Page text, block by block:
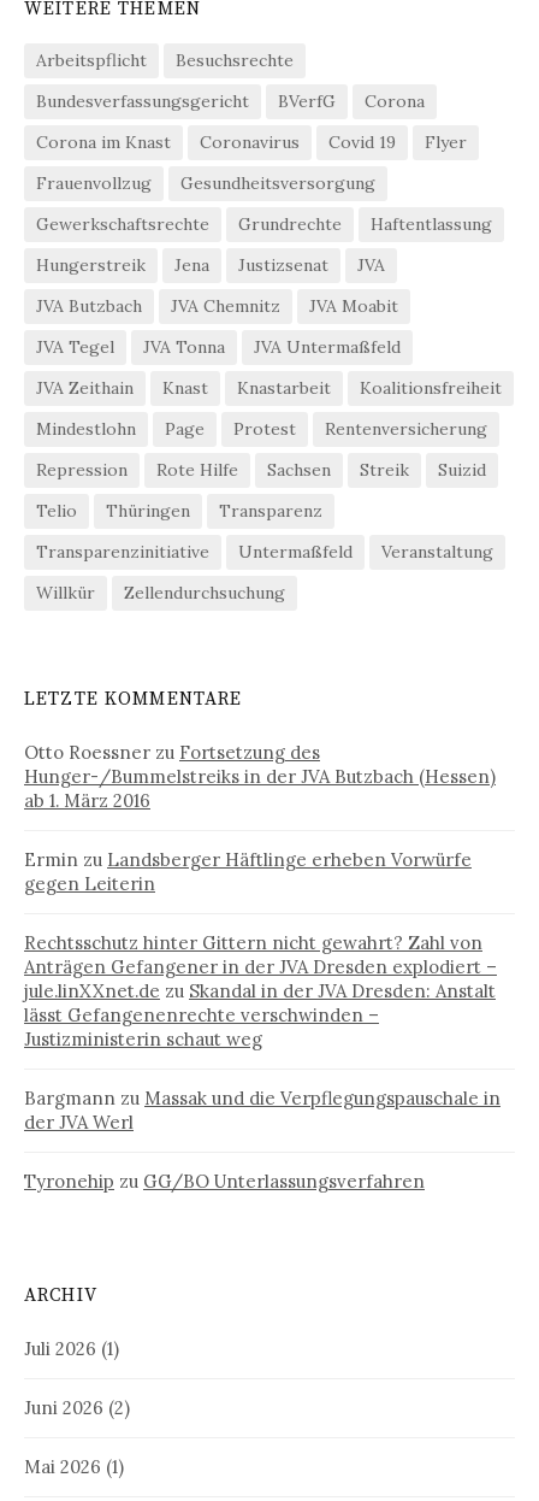
WEITERE THEMEN
Arbeitspflicht
Besuchsrechte
Bundesverfassungsgericht
BVerfG
Corona
Corona im Knast
Coronavirus Covid 19
Flyer
Frauenvollzug
Gesundheitsversorgung
Gewerkschaftsrechte
Grundrechte
Haftentlassung
Hungerstreik
Jena Justizsenat
JVA
JVA Butzbach
JVA Chemnitz
JVA Moabit
JVA Tegel
JVA Tonna
JVA Untermaßfeld
JVA Zeithain
Knast Knastarbeit
Koalitionsfreiheit
Mindestlohn
Page Protest
Rentenversicherung
Repression
Rote Hilfe Sachsen Streik
Suizid
Telio
Thüringen
Transparenz
Transparenzinitiative
Untermaßfeld
Veranstaltung
Willkür
Zellendurchsuchung
LETZTE KOMMENTARE
Otto Roessner zu Fortsetzung des
Hunger-/Bummelstreiks in der JVA Butzbach (Hessen)
ab 1. März 2016
Ermin zu Landsberger Häftlinge erheben Vorwürfe
gegen Leiterin
Rechtsschutz hinter Gittern nicht gewahrt? Zahl von
Anträgen Gefangener in der JVA Dresden explodiert –
jule.linXXnet.de zu Skandal in der JVA Dresden: Anstalt
lässt Gefangenenrechte verschwinden –
Justizministerin schaut weg
Bargmann zu Massak und die Verpflegungspauschale in
der JVA Werl
Tyronehip zu GG/BO Unterlassungsverfahren
ARCHIV
Juli 2026 (1)
Juni 2026 (2)
Mai 2026 (1)